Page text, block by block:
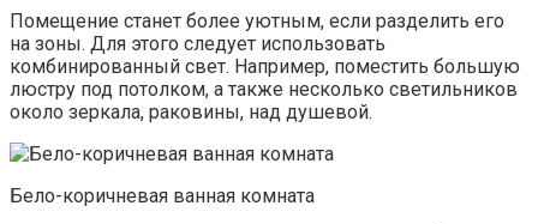
Помещение станет более уютным, если разделить его
на зоны. Для этого следует использовать
комбинированный свет. Например, поместить большую
люстру под потолком, а также несколько светильников
около зеркала, раковины, над душевой.
Бело-коричневая ванная комната